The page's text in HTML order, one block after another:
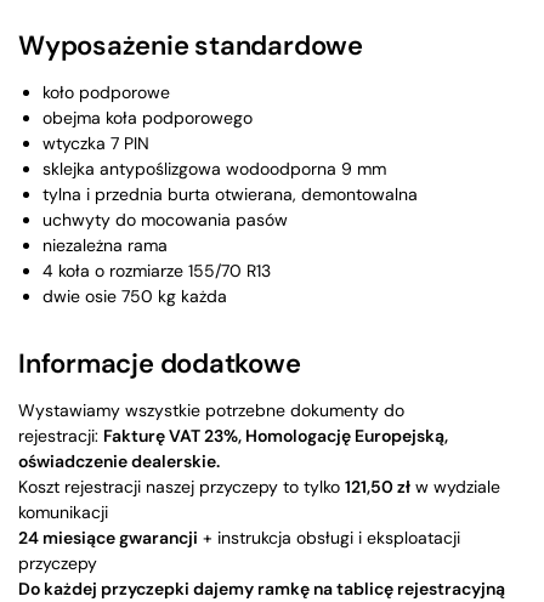
Wyposażenie standardowe
koło podporowe
obejma koła podporowego
wtyczka 7 PIN
sklejka antypoślizgowa wodoodporna 9 mm
tylna i przednia burta otwierana, demontowalna
uchwyty do mocowania pasów
niezależna rama
4 koła o rozmiarze 155/70 R13
dwie osie 750 kg każda
Informacje dodatkowe
Wystawiamy wszystkie potrzebne dokumenty do
rejestracji: Fakturę VAT 23%, Homologację Europejską,
oświadczenie dealerskie.
Koszt rejestracji naszej przyczepy to tylko 121,50 zł w wydziale
komunikacji
24 miesiące gwarancji + instrukcja obsługi i eksploatacji
przyczepy
Do każdej przyczepki dajemy ramkę na tablicę rejestracyjną